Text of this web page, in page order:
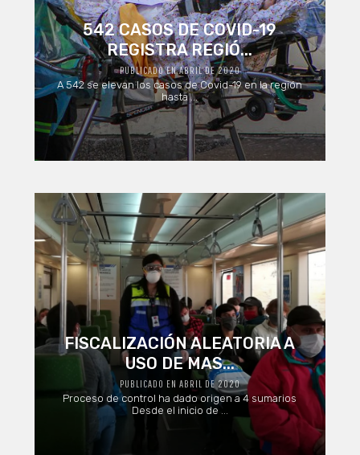
542 CASOS DE COVID-19
REGISTRA REGIÓ...
PUBLICADO EN ABRIL DE 2020
A 542 se elevan los casos de Covid-19 en la región
hasta ...
FISCALIZACIÓN ALEATORIA A
USO DE MAS...
PUBLICADO EN ABRIL DE 2020
Proceso de control ha dado origen a 4 sumarios
Desde el inicio de ...